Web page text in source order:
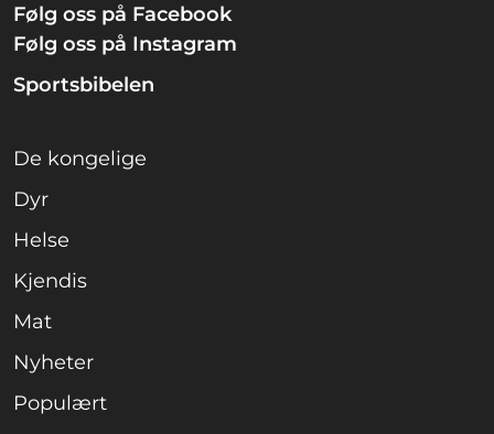
Følg oss på Facebook
Følg oss på Instagram
Sportsbibelen
De kongelige
Dyr
Helse
Kjendis
Mat
Nyheter
Populært